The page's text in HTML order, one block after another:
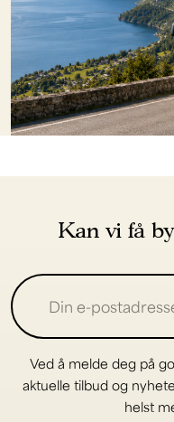
Kan vi få
Ved å melde deg på
aktuelle tilbud og
helst